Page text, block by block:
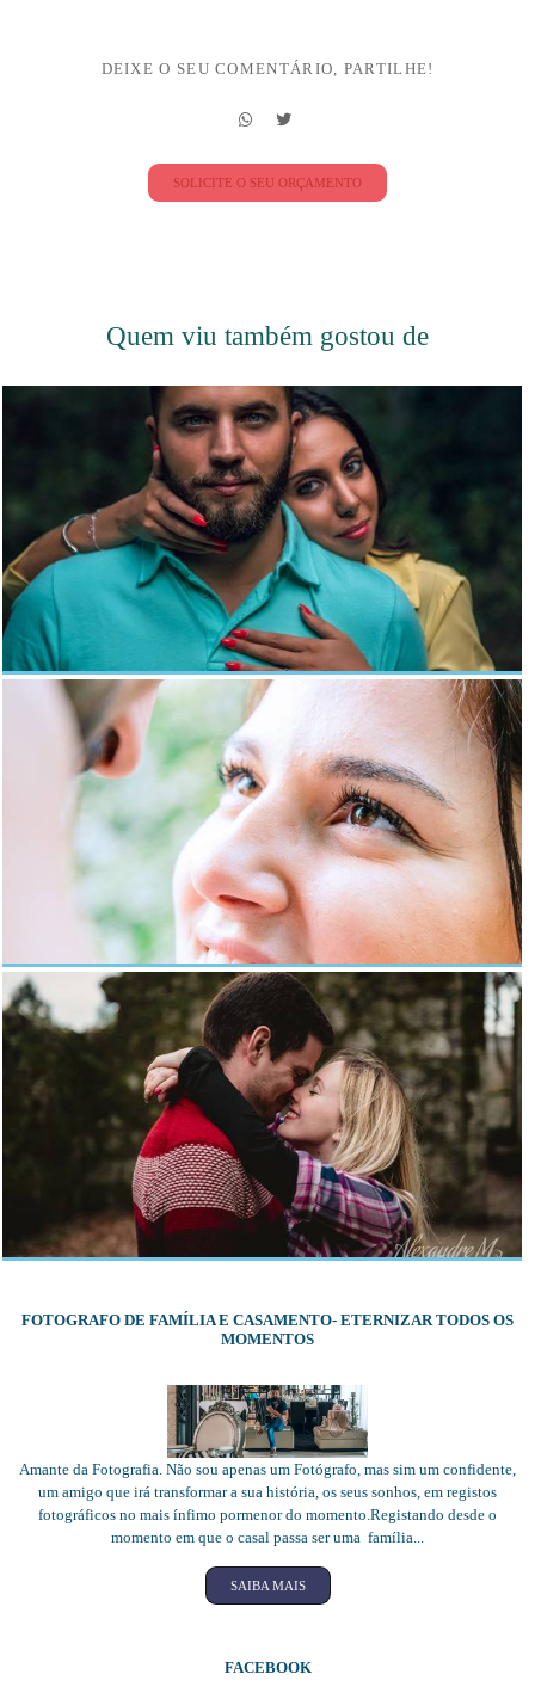
DEIXE O SEU COMENTÁRIO, PARTILHE!
SOLICITE O SEU ORÇAMENTO
Quem viu também gostou de
FOTOGRAFO DE FAMÍLIA E CASAMENTO- ETERNIZAR TODOS OS
MOMENTOS
Amante da Fotografia. Não sou apenas um Fotógrafo, mas sim um confidente,
um amigo que irá transformar a sua história, os seus sonhos, em registos
fotográficos no mais ínfimo pormenor do momento.Registando desde o
momento em que o casal passa ser uma família...
SAIBA MAIS
FACEBOOK